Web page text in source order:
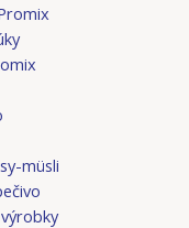
müsli